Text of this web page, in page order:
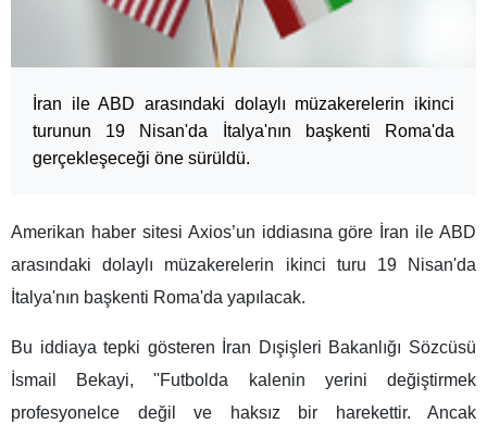
İran ile ABD arasındaki dolaylı müzakerelerin ikinci
turunun 19 Nisan'da İtalya'nın başkenti Roma'da
gerçekleşeceği öne sürüldü.
Amerikan haber sitesi Axios’un iddiasına göre İran ile ABD
arasındaki dolaylı müzakerelerin ikinci turu 19 Nisan'da
İtalya'nın başkenti Roma'da yapılacak.
Bu iddiaya tepki gösteren İran Dışişleri Bakanlığı Sözcüsü
İsmail Bekayi, ''Futbolda kalenin yerini değiştirmek
profesyonelce değil ve haksız bir harekettir. Ancak